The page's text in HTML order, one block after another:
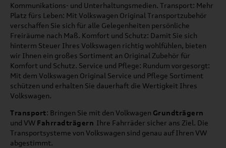
Kommunikations- und Unterhaltungsmedien. Transport: Mehr
Platz fürs Leben: Mit Volkswagen Original Transportzubehör
verschaffen Sie sich für alle Gelegenheiten persönliche
Freiräume nach Maß. Komfort und Schutz: Damit Sie sich
hinterm Steuer Ihres Volkswagen richtig wohlfühlen, bieten
wir Ihnen ein großes Sortiment an Original Zubehör für
Komfort und Schutz. Service und Pflege: Rundum vorgesorgt:
Mit dem Volkswagen Original Service und Pflege Sortiment
schützen und erhalten Sie dauerhaft die Wertigkeit Ihres
Volkswagen.
Transport: Bringen Sie mit den Volkwagen Grundträgern
und VW Fahrradträgern Ihre Fahrräder sicher ans Ziel. Die
Transportsysteme von Volkswagen sind genau auf Ihren VW
abgestimmt.